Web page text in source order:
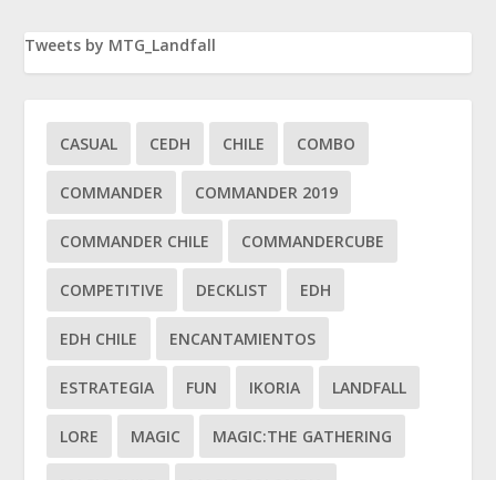
Tweets by MTG_Landfall
CASUAL CEDH CHILE COMBO
COMMANDER COMMANDER 2019
COMMANDER CHILE COMMANDERCUBE
COMPETITIVE DECKLIST EDH
EDH CHILE ENCANTAMIENTOS
ESTRATEGIA FUN IKORIA LANDFALL
LORE MAGIC MAGIC:THE GATHERING